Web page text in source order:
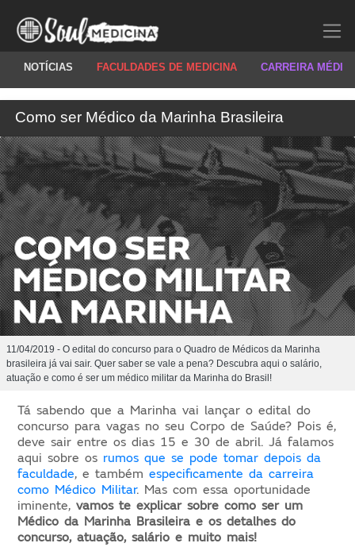
NOTÍCIAS FACULDADES DE MEDICINA CARREIRA
Como ser Médico da Marinha Brasileira
11/04/2019 - O edital do concurso para o Quadro de Médicos da Marinha
brasileira já vai sair. Quer saber se vale a pena? Descubra aqui o salário,
atuação e como é ser um médico militar da Marinha do Brasil!
Tá sabendo que a Marinha vai lançar o edital do
concurso para vagas no seu Corpo de Saúde? Pois é,
deve sair entre os dias 15 e 30 de abril. Já falamos
aqui sobre os rumos que se pode tomar depois da
faculdade, e tambémespecificamente da carreira
como Médico Militar. Mas com essa oportunidade
iminente,vamos te explicar sobre como ser um
Médico da Marinha Brasileira e os detalhes do
concurso, atuação, salário e muito mais!